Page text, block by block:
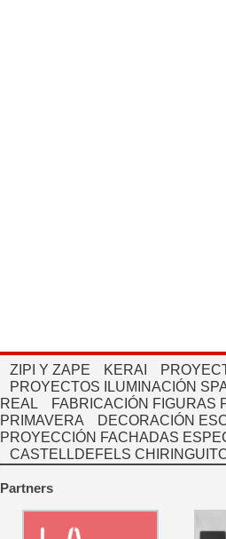
ZIPI Y ZAPE KERAI
PROYECTOS ILUMINACIÓN
REAL
FABRICACIÓN FIGURAS
PRIMAVERA
DECORACIÓN
PROYECCIÓN FACHADAS
CASTELLDEFELS
Partners